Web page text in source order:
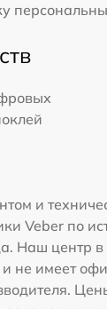
и
Veber по
Наш центр
и не имеет